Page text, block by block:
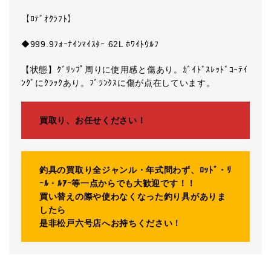
【ﾛﾃﾞｵｸﾗﾌﾄ】
◆999.9ﾌｫｰﾅｲﾝﾏｲｽﾀｰ 62L ﾎﾜｲﾄｳﾙﾌ
【状態】ｸﾞﾘｯﾌﾟ周りに使用感と傷あり。ｶﾞｲﾄﾞｽﾚｯﾄﾞｺｰﾃｲ
ﾝｸﾞにｸﾗｯｸあり。ﾌﾞﾗﾝｸｽに傷が点在しています。
買取り、お任せください！
釣具の買取り全ジャンル・年式問わず、ﾛｯﾄﾞ・ﾘ
ｰﾙ・ﾙｱｰ等一点からでも大歓迎です！！
買い替えの際や使わなくなった釣り具がありま
したら
是非松戸六号店へお持ちください！